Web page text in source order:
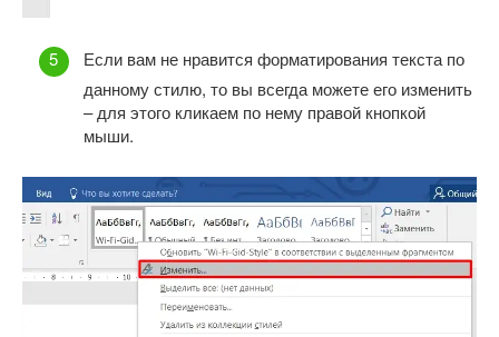
Если вам не нравится форматирования текста по
данному стилю, то вы всегда можете его изменить
– для этого кликаем по нему правой кнопкой
мыши.